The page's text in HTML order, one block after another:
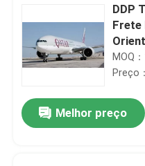
DDP
Frete
MOQ
Preço
Melhor preço